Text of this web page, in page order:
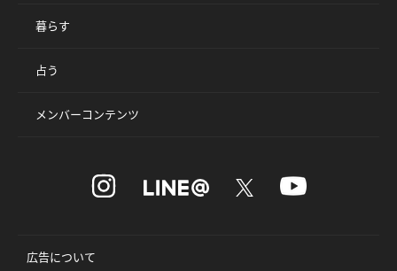
暮らす
占う
メンバーコンテンツ
広告について